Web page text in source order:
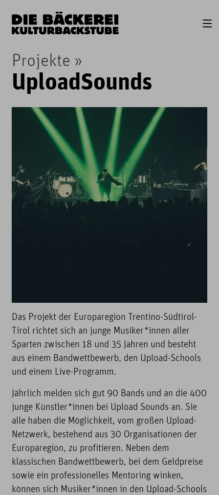
Projekte
UploadSounds
Das Projekt der Europaregion Trentino-Südtirol-
Tirol richtet sich an junge Musiker*innen aller
Sparten zwischen 18 und 35 Jahren und besteht
aus einem Bandwettbewerb, den Upload-Schools
und einem Live-Programm.
Jährlich melden sich gut 90 Bands und an die 400
junge Künstler*innen bei Upload Sounds an. Sie
alle haben die Möglichkeit, vom großen Upload-
Netzwerk, bestehend aus 30 Organisationen der
Europaregion, zu profitieren. Neben dem
klassischen Bandwettbewerb, bei dem Geldpreise
sowie ein professionelles Mentoring winken,
können sich Musiker*innen in den Upload-Schools